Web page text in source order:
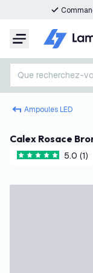
Menu
Que recherchez-
Ampoules LED
Calex Rosace
5 étoiles de notation
5.0 (1)